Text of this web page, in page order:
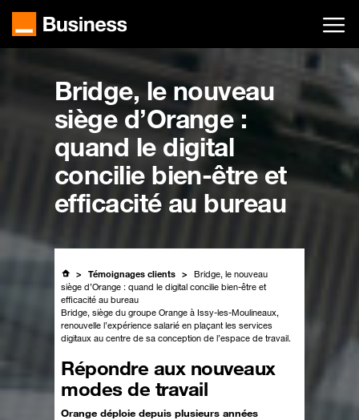
contenu
Bridge, le nouveau
siège d’Orange :
quand le digital
concilie bien-être et
efficacité au bureau
Témoignages clients
Bridge, le nouveau
siège d’Orange : quand le digital concilie bien-être et
efficacité au bureau
Bridge, siège du groupe Orange à Issy-les-Moulineaux,
renouvelle l’expérience salarié en plaçant les services
digitaux au centre de sa conception de l’espace de travail.
Répondre aux nouveaux
modes de travail
Orange déploie depuis plusieurs années